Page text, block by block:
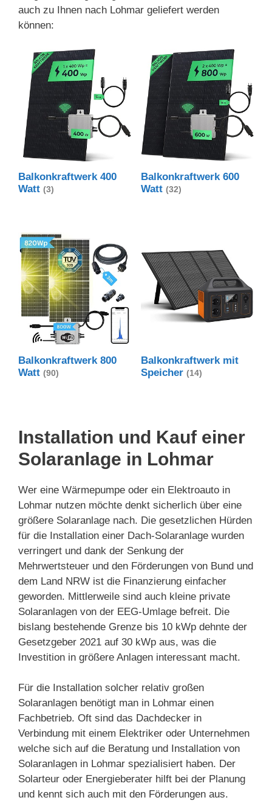
auch zu Ihnen nach Lohmar geliefert werden
können:
Balkonkraftwerk 400
Watt (3)
Balkonkraftwerk 600
Watt (32)
Balkonkraftwerk 800
Watt (90)
Balkonkraftwerk mit
Speicher (14)
Installation und Kauf einer
Solaranlage in Lohmar
Wer eine Wärmepumpe oder ein Elektroauto in
Lohmar nutzen möchte denkt sicherlich über eine
größere Solaranlage nach. Die gesetzlichen Hürden
für die Installation einer Dach-Solaranlage wurden
verringert und dank der Senkung der
Mehrwertsteuer und den Förderungen von Bund und
dem Land NRW ist die Finanzierung einfacher
geworden. Mittlerweile sind auch kleine private
Solaranlagen von der EEG-Umlage befreit. Die
bislang bestehende Grenze bis 10 kWp dehnte der
Gesetzgeber 2021 auf 30 kWp aus, was die
Investition in größere Anlagen interessant macht.
Für die Installation solcher relativ großen
Solaranlagen benötigt man in Lohmar einen
Fachbetrieb. Oft sind das Dachdecker in
Verbindung mit einem Elektriker oder Unternehmen
welche sich auf die Beratung und Installation von
Solaranlagen in Lohmar spezialisiert haben. Der
Solarteur oder Energieberater hilft bei der Planung
und kennt sich auch mit den Förderungen aus.